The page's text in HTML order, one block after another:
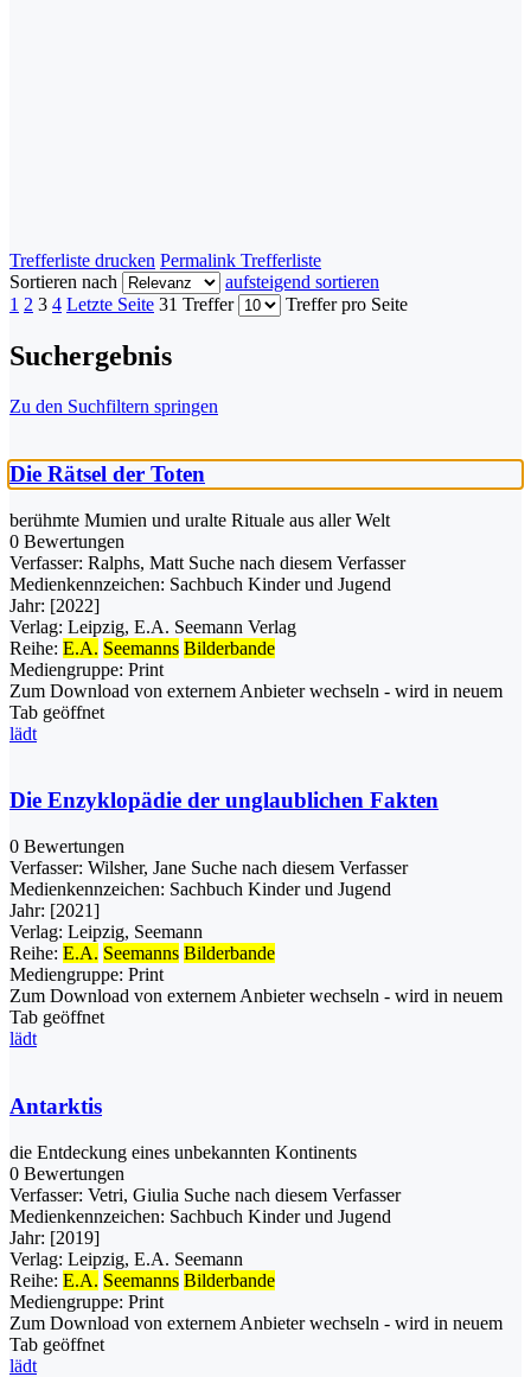
Trefferliste drucken Permalink Trefferliste
Sortieren nach
aufsteigend sortieren
1 2 3 4 Letzte Seite 31 Treffer Treffer pro Seite
Suchergebnis
Zu den Suchfiltern springen
Die Rätsel der Toten
berühmte Mumien und uralte Rituale aus aller Welt
0 Bewertungen
Verfasser: Ralphs, Matt Suche nach diesem Verfasser
Medienkennzeichen: Sachbuch Kinder und Jugend
Jahr: [2022]
Verlag: Leipzig, E.A. Seemann Verlag
Reihe: E.A. Seemanns Bilderbande
Mediengruppe: Print
Zum Download von externem Anbieter wechseln - wird in neuem
Tab geöffnet
lädt
Die Enzyklopädie der unglaublichen Fakten
0 Bewertungen
Verfasser: Wilsher, Jane Suche nach diesem Verfasser
Medienkennzeichen: Sachbuch Kinder und Jugend
Jahr: [2021]
Verlag: Leipzig, Seemann
Reihe: E.A. Seemanns Bilderbande
Mediengruppe: Print
Zum Download von externem Anbieter wechseln - wird in neuem
Tab geöffnet
lädt
Antarktis
die Entdeckung eines unbekannten Kontinents
0 Bewertungen
Verfasser: Vetri, Giulia Suche nach diesem Verfasser
Medienkennzeichen: Sachbuch Kinder und Jugend
Jahr: [2019]
Verlag: Leipzig, E.A. Seemann
Reihe: E.A. Seemanns Bilderbande
Mediengruppe: Print
Zum Download von externem Anbieter wechseln - wird in neuem
Tab geöffnet
lädt